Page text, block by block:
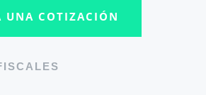
UNA COTIZACIÓN